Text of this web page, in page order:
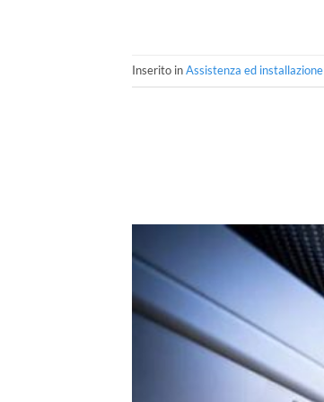
Inserito inAssistenza ed installazione